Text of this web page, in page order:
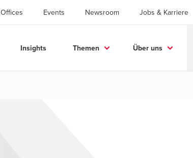
Offices Events Newsroom Jobs & Karriere
Insights Themen Über uns